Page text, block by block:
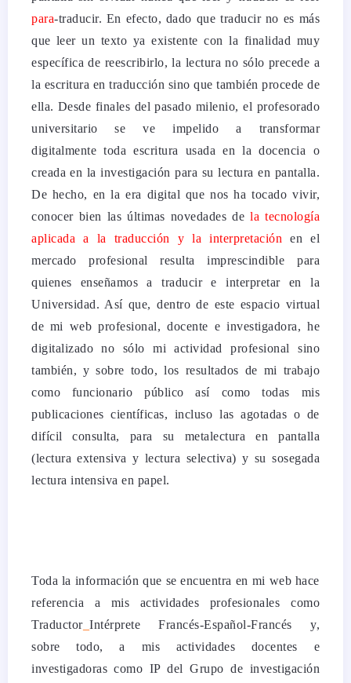
para-traducir. En efecto, dado que traducir no es más
que leer un texto ya existente con la finalidad muy
específica de reescribirlo, la lectura no sólo precede a
la escritura en traducción sino que también procede de
ella. Desde finales del pasado milenio, el profesorado
universitario se ve impelido a transformar
digitalmente toda escritura usada en la docencia o
creada en la investigación para su lectura en pantalla.
De hecho, en la era digital que nos ha tocado vivir,
conocer bien las últimas novedades de la tecnología
aplicada a la traducción y la interpretación en el
mercado profesional resulta imprescindible para
quienes enseñamos a traducir e interpretar en la
Universidad. Así que, dentro de este espacio virtual
de mi web profesional, docente e investigadora, he
digitalizado no sólo mi actividad profesional sino
también, y sobre todo, los resultados de mi trabajo
como funcionario público así como todas mis
publicaciones científicas, incluso las agotadas o de
difícil consulta, para su metalectura en pantalla
(lectura extensiva y lectura selectiva) y su sosegada
lectura intensiva en papel.
Toda la información que se encuentra en mi web hace
referencia a mis actividades profesionales como
Traductor_ Intérprete Francés-Español-Francés y,
sobre todo, a mis actividades docentes e
investigadoras como IP del Grupo de investigación